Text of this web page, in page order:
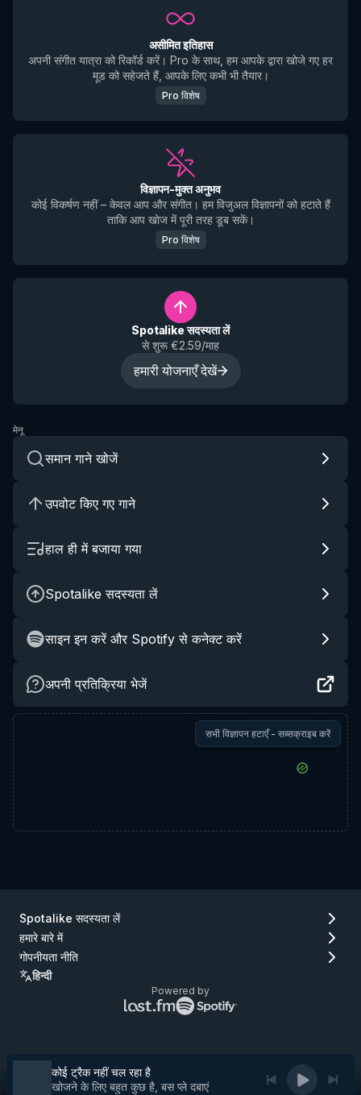
असीमित इतिहास
अपनी संगीत यात्रा को रिकॉर्ड करें। Pro के साथ, हम आपके द्वारा खोजे गए हर
मूड को सहेजते हैं, आपके लिए कभी भी तैयार।
Pro विशेष
विज्ञापन-मुक्त अनुभव
कोई विकर्षण नहीं – केवल आप और संगीत। हम विजुअल विज्ञापनों को हटाते हैं
ताकि आप खोज में पूरी तरह डूब सकें।
Pro विशेष
Spotalike सदस्यता लें
से शुरू €2.59/माह
हमारी योजनाएँ देखें
मेनू
समान गाने खोजें
उपवोट किए गए गाने
हाल ही में बजाया गया
Spotalike सदस्यता लें
साइन इन करें और Spotify से कनेक्ट करें
अपनी प्रतिक्रिया भेजें
सभी विज्ञापन हटाएँ - सब्सक्राइब करें
Spotalike सदस्यता लें
हमारे बारे में
गोपनीयता नीति
हिन्दी
Powered by
Lastfm
लोगो
कोई ट्रैक नहीं चल रहा है
खोजने के लिए बहुत कुछ है, बस प्ले दबाएं